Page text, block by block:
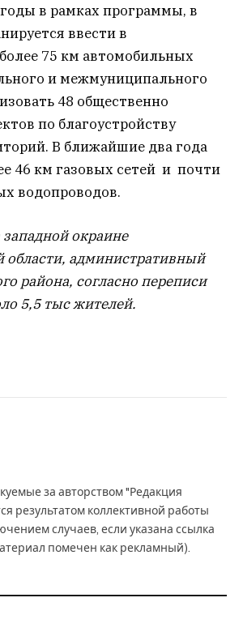
в рамках программы, в
ввести в
75 км автомобильных
и межмуниципального
48 общественно
по благоустройству
В ближайшие два года
46 км газовых сетей и почти
водопроводов.
западной окраине
области, административный
района, согласно переписи
5,5 тыс жителей.
за авторством "Редакция
результатом коллективной работы
случаев, если указана ссылка
помечен как рекламный).